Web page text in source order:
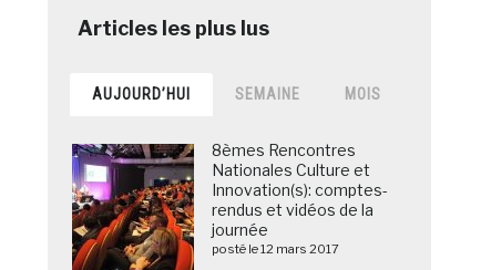
AUJOURD’HUI SEMAINE MOIS
8èmes Rencontres
Nationales Culture et
Innovation(s): comptes-
rendus et vidéos de la
journée
posté le 12 mars 2017